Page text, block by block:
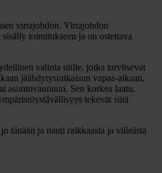
virtajohdon. Virtajohdon
toimitukseen ja on ostettava
valinta niille, jotka tarvitsevat
jäähdytysratkaisun vapaa-aikaan,
asuntovaunuun. Sen korkea laatu,
tekevät siitä
tänään ja nauti raikkaasta ja viileästä